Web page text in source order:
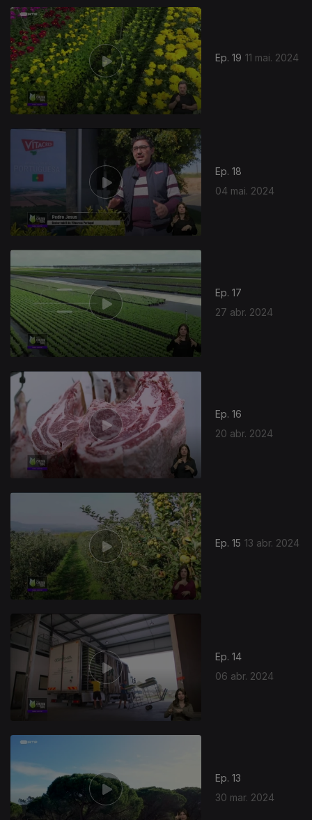
Ep. 19 11 mai. 2024
Ep. 18
04 mai. 2024
Ep. 17
27 abr. 2024
Ep. 16
20 abr. 2024
Ep. 15 13 abr. 2024
Ep. 14
06 abr. 2024
Ep. 13
30 mar. 2024